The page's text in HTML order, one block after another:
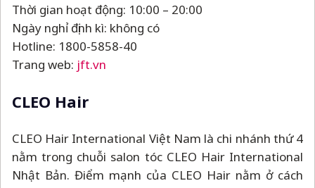
Thời gian hoạt động: 10:00 – 20:00
Ngày nghỉ định kì: không có
Hotline: 1800-5858-40
Trang web: jft.vn
CLEO Hair
CLEO Hair International Việt Nam là chi nhánh thứ 4
nằm trong chuỗi salon tóc CLEO Hair International
Nhật Bản. Điểm mạnh của CLEO Hair nằm ở cách